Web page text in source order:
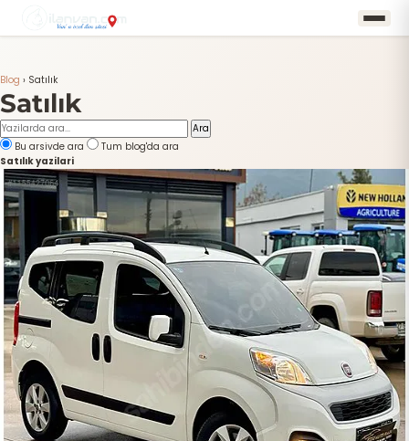
Blog › Satılık
Satılık
Ara
Bu arsivde ara
Tum blog'da ara
Satılık yazilari